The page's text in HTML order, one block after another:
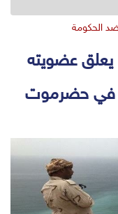
الحكومة
يعلق عضويته
في حضرموت